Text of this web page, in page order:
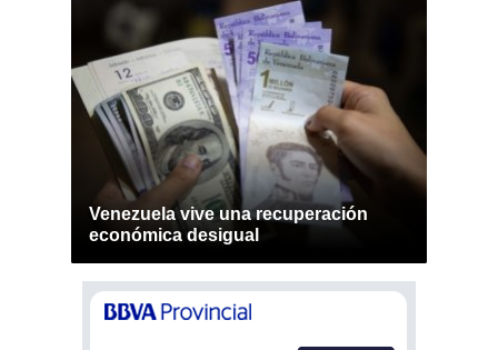
Venezuela vive una recuperación
económica desigual